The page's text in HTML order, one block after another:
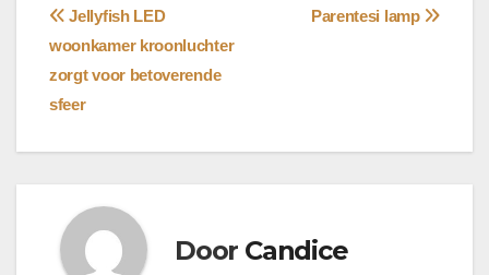
Bericht
navigatie
Parentesi lamp
Jellyfish LED
woonkamer kroonluchter
zorgt voor betoverende
sfeer
Door Candice